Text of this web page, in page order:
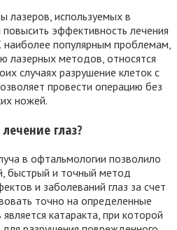
лазеров, используемых в
эффективность лечения
наиболее популярным проблемам,
лазерных методов, относятся
случаях разрушение клеток с
провести операцию без
ножей.
глаз?
в офтальмологии позволило
быстрый и точный метод
и заболеваний глаз за счет
точно на определенные
катаракта, при которой